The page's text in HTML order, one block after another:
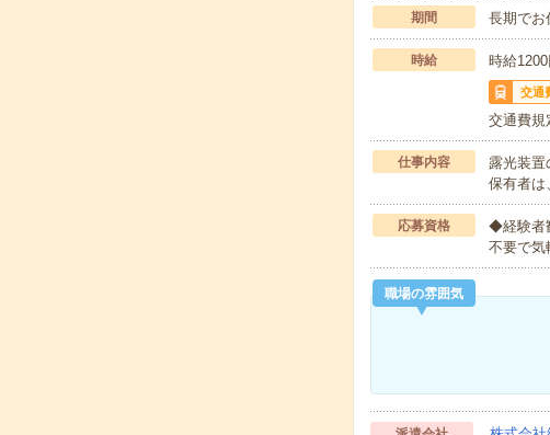
期間 長期でお
時給 時給1200
交通
交通費規
仕事内容
露光装
保有者
応募資格
◆経験者
不要で
職場の雰囲気